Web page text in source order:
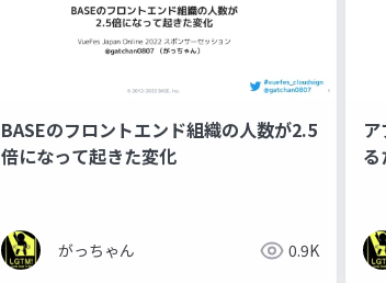
BASEのフロントエンド組織の人数が2.5
倍になって起きた変化
がっちゃん 0.9K